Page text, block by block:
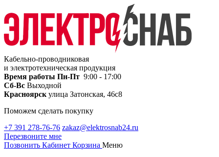
Кабельно-проводниковая
и электротехническая продукция
Время работы Пн-Пт 9:00 - 17:00
Сб-Вс Выходной
Красноярск улица Затонская, 46с8
Поможем сделать покупку
+7 391 278-76-76 zakaz@elektrosnab24.ru
Перезвоните мне
Позвонить Кабинет Корзина Меню